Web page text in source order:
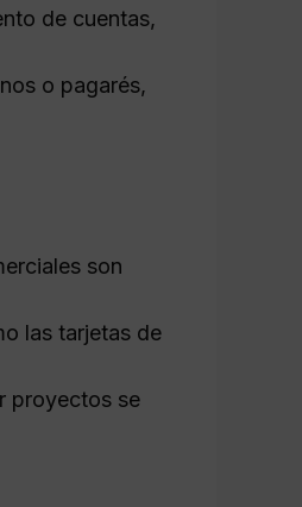
de cuentas,
o pagarés,
son
las tarjetas de
proyectos se